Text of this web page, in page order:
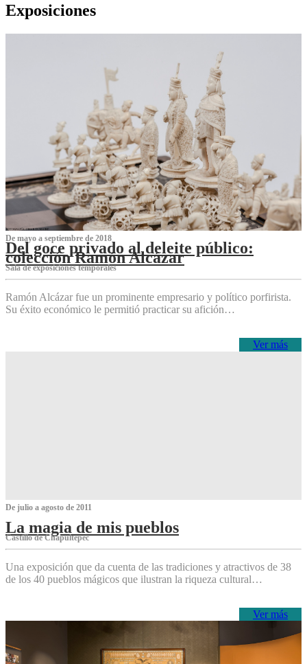
Exposiciones
De mayo a septiembre de 2018
Del goce privado al deleite público:
colección Ramón Alcázar
Sala de exposiciones temporales
Ramón Alcázar fue un prominente empresario y político porfirista.
Su éxito económico le permitió practicar su afición…
Ver más
De julio a agosto de 2011
La magia de mis pueblos
Castillo de Chapultepec
Una exposición que da cuenta de las tradiciones y atractivos de 38
de los 40 pueblos mágicos que ilustran la riqueza cultural…
Ver más